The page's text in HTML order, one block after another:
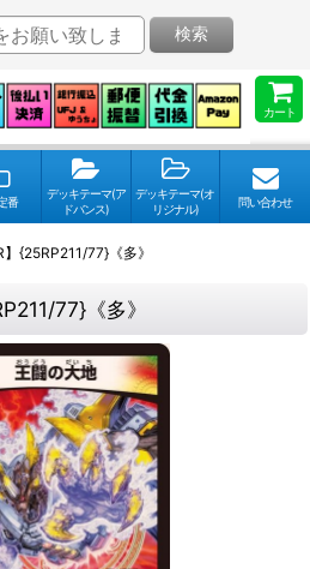
カート
検索
番
デッキテーマ(ア
ドバンス)
デッキテーマ(オ
リジナル)
問い合わせ
{25RP211/77}《多》
77}《多》